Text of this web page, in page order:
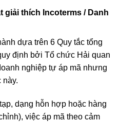
giải thích Incoterms / Danh
dựa trên 6 Quy tắc tổng
định bởi Tổ chức Hải quan
nghiệp tự áp mã nhưng
này.
dạng hỗn hợp hoặc hàng
việc áp mã theo cảm